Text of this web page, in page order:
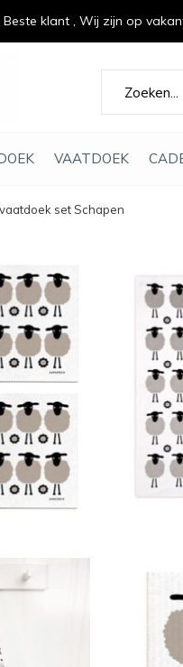
VAATDOEK
en met liefde
set Schapen
klant , Wij zijn op